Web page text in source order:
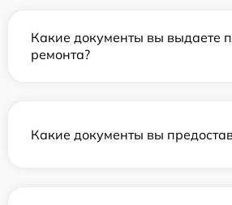
Какие документы вы выдаете
ремонта?
Какие документы вы